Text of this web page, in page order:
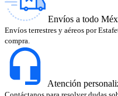
Envíos a todo
Envíos terrestres y aéreos por
compra.
Atención